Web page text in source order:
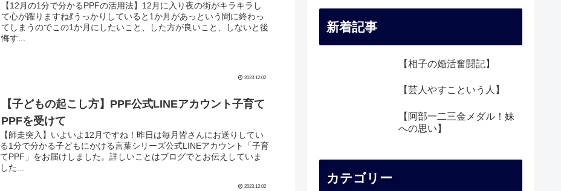
【12月の1分で分かるPPFの活用法】12月に入り夜の街がキラキラし
て心が躍りますね💃うっかりしていると1か月があっという間に終わっ
てしまうのでこの1か月にしたいこと、した方が良いこと、しないと後
悔す...
2023.12.02
【子どもの起こし方】PPF公式LINEアカウント子育て
PPFを受けて
【師走突入】いよいよ12月ですね！昨日は毎月皆さんにお送りしてい
る1分で分かる子どもにかける言葉シリーズ公式LINEアカウント「子育
てPPF」をお届けしました。詳しいことはブログでとお伝えしていま
した...
2023.12.02
新着記事
【相子の婚活奮闘記】
【芸人やすこという人】
【阿部一二三金メダル！妹
への思い】
カテゴリー